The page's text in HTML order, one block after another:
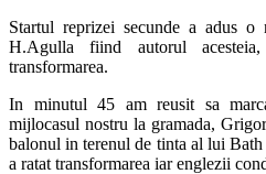
Startul reprizei secunde a adus o
H.Agulla fiind autorul
transformarea.
In minutul 45 am reusit sa
mijlocasul nostru la gramada,
balonul in terenul de tinta al lui
a ratat transformarea iar englezii